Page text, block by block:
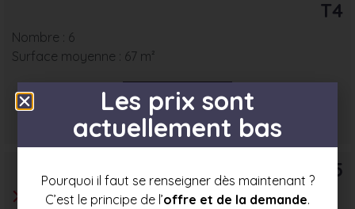
T4
Nombre : 6
Surface moyenne : 67 m²
Prix mini
145 500 €
Prix moyen
154 500 €
Prix max
163 500 €
T5
Les prix sont
actuellement bas
Pourquoi il faut se renseigner dès maintenant ?
C’est le principe de l’offre et de la demande.